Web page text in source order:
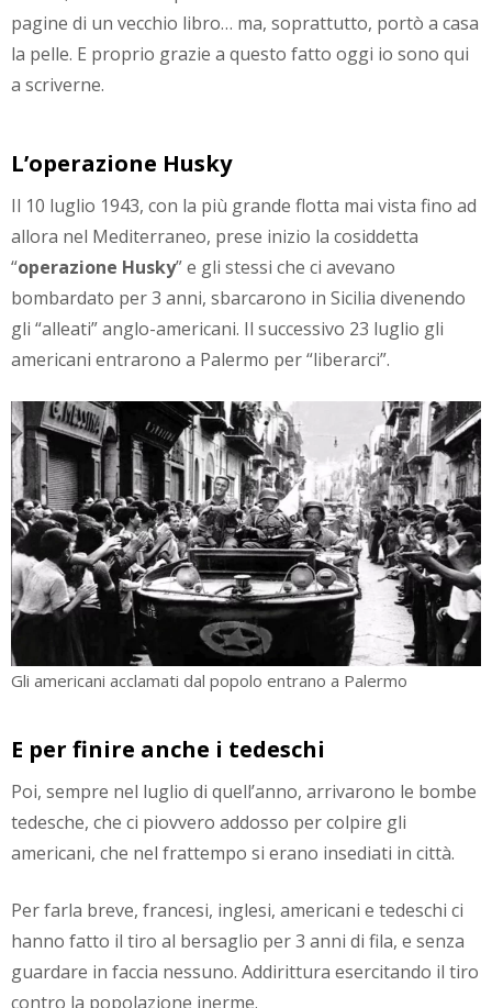
pagine di un vecchio libro… ma, soprattutto, portò a casa
la pelle. E proprio grazie a questo fatto oggi io sono qui
a scriverne.
L’operazione Husky
Il 10 luglio 1943, con la più grande flotta mai vista fino ad
allora nel Mediterraneo, prese inizio la cosiddetta
“operazione Husky” e gli stessi che ci avevano
bombardato per 3 anni, sbarcarono in Sicilia divenendo
gli “alleati” anglo-americani. Il successivo 23 luglio gli
americani entrarono a Palermo per “liberarci”.
Gli americani acclamati dal popolo entrano a Palermo
E per finire anche i tedeschi
Poi, sempre nel luglio di quell’anno, arrivarono le bombe
tedesche, che ci piovvero addosso per colpire gli
americani, che nel frattempo si erano insediati in città.
Per farla breve, francesi, inglesi, americani e tedeschi ci
hanno fatto il tiro al bersaglio per 3 anni di fila, e senza
guardare in faccia nessuno. Addirittura esercitando il tiro
contro la popolazione inerme.